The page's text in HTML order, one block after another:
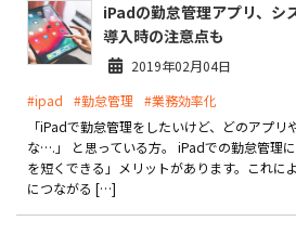
DX推進支援
導入・補助金
お役立ち記事
iPadの勤怠管理アプリ、シ
導入時の注意点も
2019年02月04日
#ipad
#勤怠管理
#業務効率化
「iPadで勤怠管理をしたいけど、どのアプ
な….」 と思っている方。 iPadでの勤怠管理
を短くできる」メリットがあります。これに
につながる […]